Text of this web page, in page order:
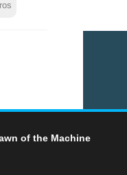
of the Machine